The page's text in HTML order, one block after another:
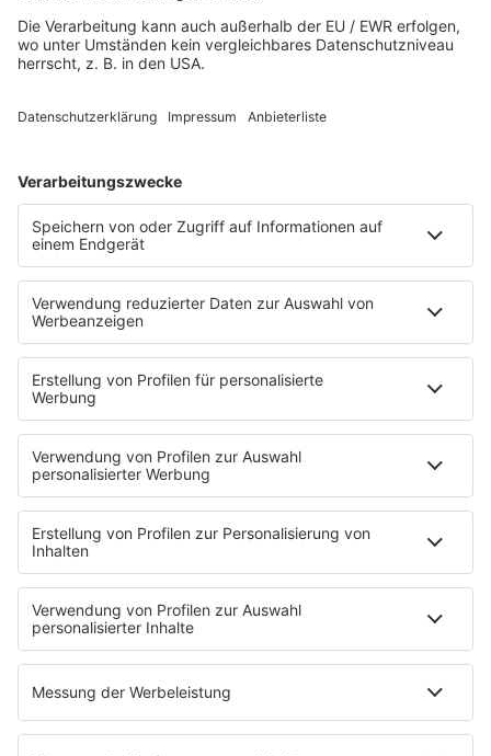
28.07.2026
nicht um Musik geht
uns gut, solange es nicht um Musik geht“. Bei
The Police wird es offenbar kompliziert, sobald
Songs, Geld und alte Rollen ins Spiel kommen.
mehr lesen
Immer aktuell: Hier geht es zur 80s80s News-Seite
Sender
80s80s Sendeplan
Empfang
Die 80s80s App
Podcast
The Story / 80s80s